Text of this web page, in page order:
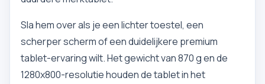
Sla hem over als je een lichter toestel, een
scherper scherm of een duidelijkere premium
tablet-ervaring wilt. Het gewicht van 870 g en de
1280x800-resolutie houden de tablet in het